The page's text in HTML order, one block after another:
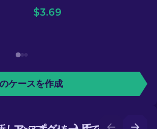
$3.69
ケースを作成